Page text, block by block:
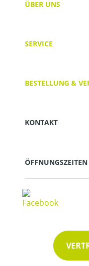
ÜBER UNS
SERVICE
BESTELLUNG &
KONTAKT
ÖFFNUNGSZEITEN